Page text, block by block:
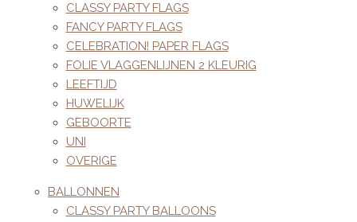
CLASSY PARTY FLAGS
FANCY PARTY FLAGS
CELEBRATION! PAPER FLAGS
FOLIE VLAGGENLIJNEN 2 KLEURIG
LEEFTIJD
HUWELIJK
GEBOORTE
UNI
OVERIGE
BALLONNEN
CLASSY PARTY BALLOONS